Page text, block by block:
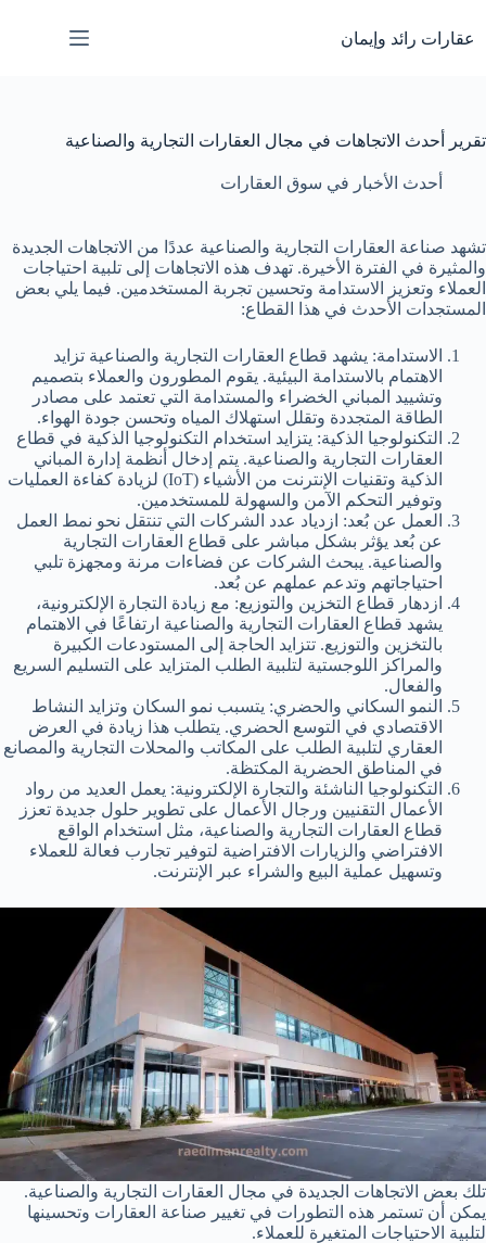
المحتوى
عقارات رائد وإيمان
تقرير أحدث الاتجاهات في مجال العقارات التجارية والصناعية
أحدث الأخبار في سوق العقارات
تشهد صناعة العقارات التجارية والصناعية عددًا من الاتجاهات الجديدة
والمثيرة في الفترة الأخيرة. تهدف هذه الاتجاهات إلى تلبية احتياجات
العملاء وتعزيز الاستدامة وتحسين تجربة المستخدمين. فيما يلي بعض
المستجدات الأحدث في هذا القطاع:
الاستدامة: يشهد قطاع العقارات التجارية والصناعية تزايد
الاهتمام بالاستدامة البيئية. يقوم المطورون والعملاء بتصميم
وتشييد المباني الخضراء والمستدامة التي تعتمد على مصادر
الطاقة المتجددة وتقلل استهلاك المياه وتحسن جودة الهواء.
التكنولوجيا الذكية: يتزايد استخدام التكنولوجيا الذكية في قطاع
العقارات التجارية والصناعية. يتم إدخال أنظمة إدارة المباني
الذكية وتقنيات الإنترنت من الأشياء (IoT) لزيادة كفاءة العمليات
وتوفير التحكم الآمن والسهولة للمستخدمين.
العمل عن بُعد: ازدياد عدد الشركات التي تنتقل نحو نمط العمل
عن بُعد يؤثر بشكل مباشر على قطاع العقارات التجارية
والصناعية. يبحث الشركات عن فضاءات مرنة ومجهزة تلبي
احتياجاتهم وتدعم عملهم عن بُعد.
ازدهار قطاع التخزين والتوزيع: مع زيادة التجارة الإلكترونية،
يشهد قطاع العقارات التجارية والصناعية ارتفاعًا في الاهتمام
بالتخزين والتوزيع. تتزايد الحاجة إلى المستودعات الكبيرة
والمراكز اللوجستية لتلبية الطلب المتزايد على التسليم السريع
والفعال.
النمو السكاني والحضري: يتسبب نمو السكان وتزايد النشاط
الاقتصادي في التوسع الحضري. يتطلب هذا زيادة في العرض
العقاري لتلبية الطلب على المكاتب والمحلات التجارية والمصانع
في المناطق الحضرية المكتظة.
التكنولوجيا الناشئة والتجارة الإلكترونية: يعمل العديد من رواد
الأعمال التقنيين ورجال الأعمال على تطوير حلول جديدة تعزز
قطاع العقارات التجارية والصناعية، مثل استخدام الواقع
الافتراضي والزيارات الافتراضية لتوفير تجارب فعالة للعملاء
وتسهيل عملية البيع والشراء عبر الإنترنت.
تلك بعض الاتجاهات الجديدة في مجال العقارات التجارية والصناعية.
يمكن أن تستمر هذه التطورات في تغيير صناعة العقارات وتحسينها
لتلبية الاحتياجات المتغيرة للعملاء.